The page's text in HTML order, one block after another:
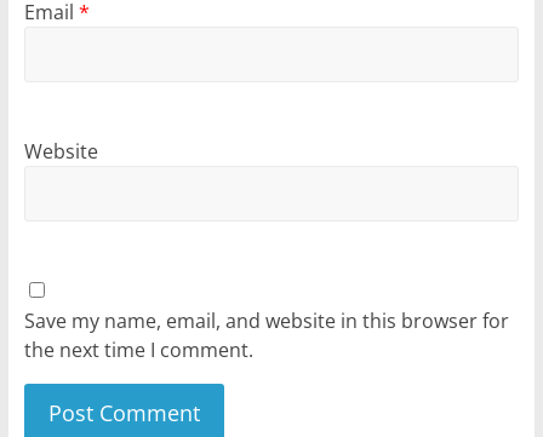
Email *
Website
Save my name, email, and website in this browser for
the next time I comment.